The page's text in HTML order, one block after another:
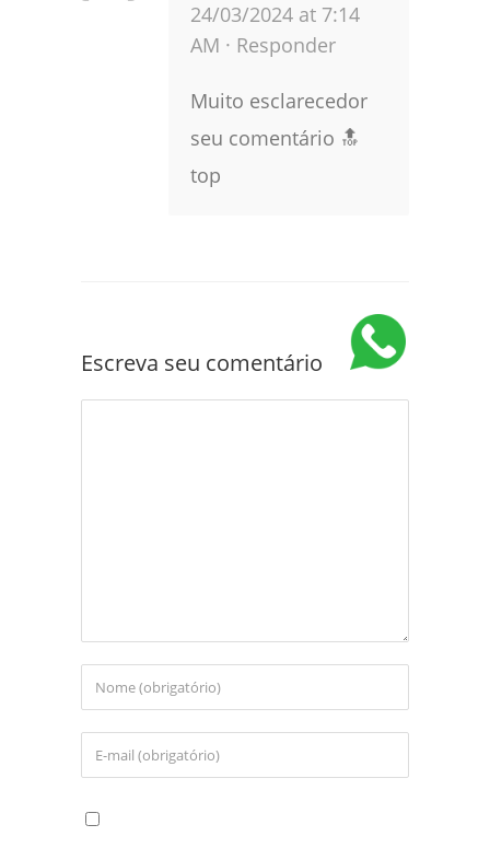
24/03/2024 at 7:14
AM · Responder
Muito esclarecedor
seu comentário 🔝
top
Escreva seu comentário